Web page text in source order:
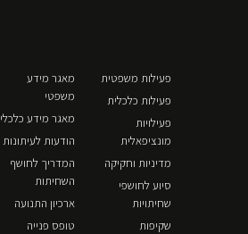
פעילות משפטית
פעילות כלכלית
פעילויות
מונציפאלית
מדיניות וחקיקה
סיוע לחושפי
שחיתויות
שקיפות
מאגר מידע
משפטי
מאגר מידע כלכלי
הודעות לעיתונות
המדריך לחושף
השחיתות
ארכיון התנועה
טופס פנייה